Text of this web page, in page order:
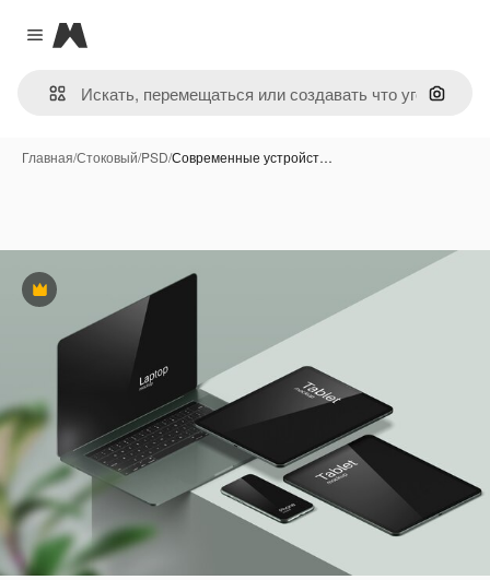
Close menu
Magnific
Поиск
Главная/Стоковый/PSD/Современные устройст…
Премиум